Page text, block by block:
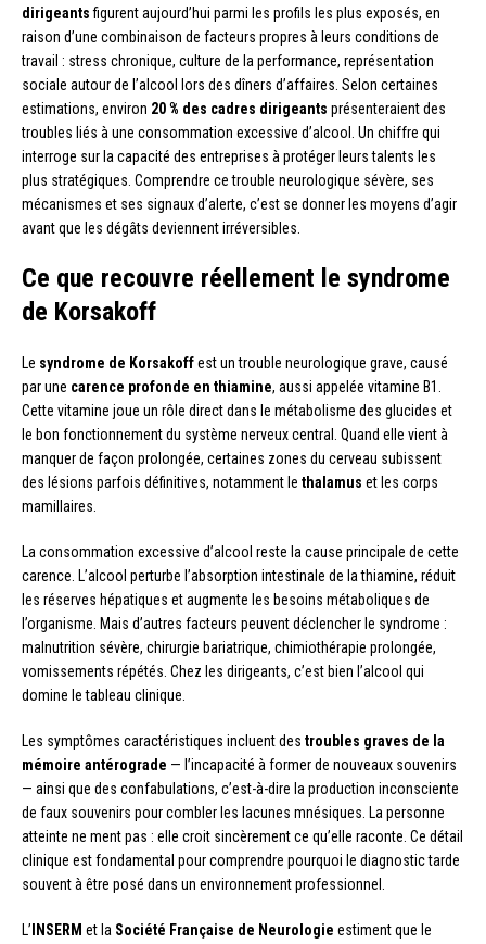
dirigeantsfigurent aujourd’hui parmi les profils les plus exposés, en
raison d’une combinaison de facteurs propres à leurs conditions de
travail : stress chronique, culture de la performance, représentation
sociale autour de l’alcool lors des dîners d’affaires. Selon certaines
estimations, environ 20 % des cadres dirigeants présenteraient des
troubles liés à une consommation excessive d’alcool. Un chiffre qui
interroge sur la capacité des entreprises à protéger leurs talents les
plus stratégiques. Comprendre ce trouble neurologique sévère, ses
mécanismes et ses signaux d’alerte, c’est se donner les moyens d’agir
avant que les dégâts deviennent irréversibles.
Ce que recouvre réellement le syndrome
de Korsakoff
Le syndrome de Korsakoffest un trouble neurologique grave, causé
par une carence profonde en thiamine, aussi appelée vitamine B1.
Cette vitamine joue un rôle direct dans le métabolisme des glucides et
le bon fonctionnement du système nerveux central. Quand elle vient à
manquer de façon prolongée, certaines zones du cerveau subissent
des lésions parfois définitives, notamment le thalamus et les corps
mamillaires.
La consommation excessive d’alcool reste la cause principale de cette
carence. L’alcool perturbe l’absorption intestinale de la thiamine, réduit
les réserves hépatiques et augmente les besoins métaboliques de
l’organisme. Mais d’autres facteurs peuvent déclencher le syndrome :
malnutrition sévère, chirurgie bariatrique, chimiothérapie prolongée,
vomissements répétés. Chez les dirigeants, c’est bien l’alcool qui
domine le tableau clinique.
Les symptômes caractéristiques incluent des troubles graves de la
mémoire antérograde — l’incapacité à former de nouveaux souvenirs
— ainsi que des confabulations, c’est-à-dire la production inconsciente
de faux souvenirs pour combler les lacunes mnésiques. La personne
atteinte ne ment pas : elle croit sincèrement ce qu’elle raconte. Ce détail
clinique est fondamental pour comprendre pourquoi le diagnostic tarde
souvent à être posé dans un environnement professionnel.
L’ INSERM et la Société Française de Neurologie estiment que le